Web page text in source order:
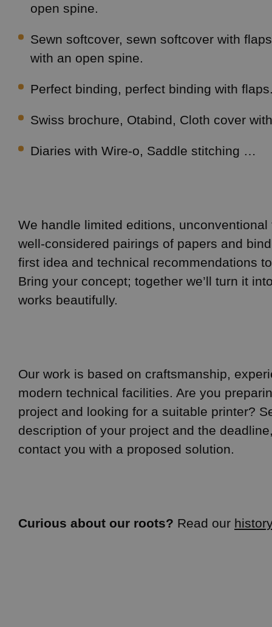
open spine.
Sewn softcover, sewn softcover with
with an open spine.
Perfect binding, perfect binding with
Swiss brochure, Otabind, Cloth cover
Diaries with Wire-o, Saddle stitching …
We handle limited editions, unconventional
well-considered pairings of papers and
first idea and technical recommendations
Bring your concept; together we’ll turn it
works beautifully.
Our work is based on craftsmanship,
modern technical facilities. Are you
project and looking for a suitable printer?
description of your project and the
contact you with a proposed solution.
Curious about our roots? Read our